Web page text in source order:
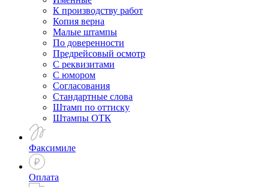
К производству работ
Копия верна
Малые штампы
По доверенности
Предрейсовый осмотр
С реквизитами
С юмором
Согласования
Стандартные слова
Штамп по оттиску
Штампы ОТК
Факсимиле
Оплата